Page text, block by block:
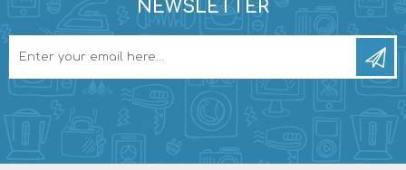
NEWSLETTER